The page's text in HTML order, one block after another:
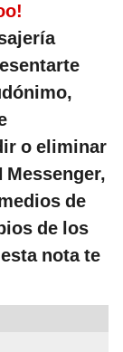
o eliminar
Messenger,
de
de los
nota te